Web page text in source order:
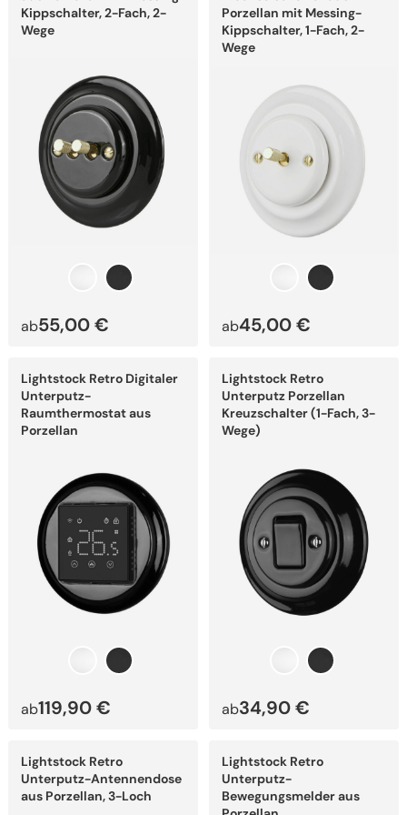
Kippschalter, 2-Fach, 2-
Wege
ab55,00€
Varianten
auf.
Die
Produktseite
gewählt
werden
Porzellan mit Messing-
Kippschalter, 1-Fach, 2-
Wege
ab45,00€
Varianten
auf.
Die
Optionen
Produktseite
gewählt
werden
Lightstock Retro Digitaler
Unterputz-
Raumthermostat aus
Porzellan
ab119,90€
Produkt
weist
mehrere
Varianten
auf.
Produktseite
gewählt
werden
Lightstock Retro
Unterputz Porzellan
Kreuzschalter (1-Fach, 3-
Wege)
ab34,90€
Produkt
weist
mehrere
Varianten
auf.
Produktseite
gewählt
werden
Lightstock Retro
Unterputz-Antennendose
aus Porzellan, 3-Loch
Produkt
weist
mehrere
Varianten
Lightstock Retro
Unterputz-
Bewegungsmelder aus
Produkt
weist
mehrere
Varianten